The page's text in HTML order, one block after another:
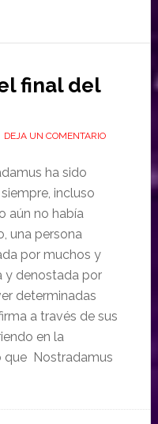
final del
DEJA UN COMENTARIO
ha sido
incluso
aún no había
una persona
por muchos y
y denostada por
determinadas
a través de sus
en la
que Nostradamus